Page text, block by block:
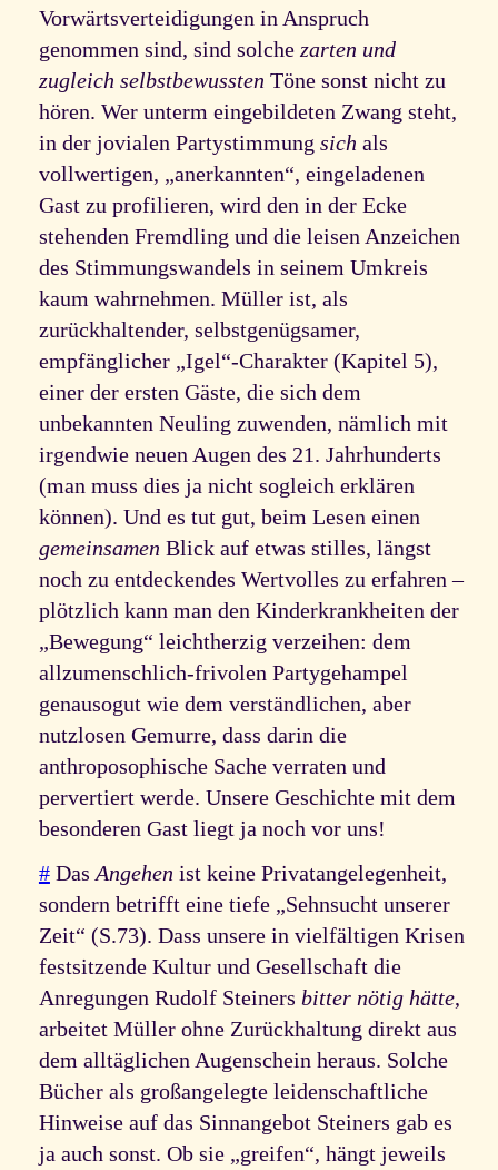
Vorwärtsverteidigungen in Anspruch
genommen sind, sind solche zarten und
zugleich selbstbewussten Töne sonst nicht zu
hören. Wer unterm eingebildeten Zwang steht,
in der jovialen Partystimmung sich als
vollwertigen, „anerkannten“, eingeladenen
Gast zu profilieren, wird den in der Ecke
stehenden Fremdling und die leisen Anzeichen
des Stimmungswandels in seinem Umkreis
kaum wahrnehmen. Müller ist, als
zurückhaltender, selbstgenügsamer,
empfänglicher „Igel“-Charakter (Kapitel 5),
einer der ersten Gäste, die sich dem
unbekannten Neuling zuwenden, nämlich mit
irgendwie neuen Augen des 21. Jahrhunderts
(man muss dies ja nicht sogleich erklären
können). Und es tut gut, beim Lesen einen
gemeinsamen Blick auf etwas stilles, längst
noch zu entdeckendes Wertvolles zu erfahren –
plötzlich kann man den Kinderkrankheiten der
„Bewegung“ leichtherzig verzeihen: dem
allzumenschlich-frivolen Partygehampel
genausogut wie dem verständlichen, aber
nutzlosen Gemurre, dass darin die
anthroposophische Sache verraten und
pervertiert werde. Unsere Geschichte mit dem
besonderen Gast liegt ja noch vor uns!
#Das Angehen ist keine Privatangelegenheit,
sondern betrifft eine tiefe „Sehnsucht unserer
Zeit“ (S.73). Dass unsere in vielfältigen Krisen
festsitzende Kultur und Gesellschaft die
Anregungen Rudolf Steiners bitter nötig hätte,
arbeitet Müller ohne Zurückhaltung direkt aus
dem alltäglichen Augenschein heraus. Solche
Bücher als großangelegte leidenschaftliche
Hinweise auf das Sinnangebot Steiners gab es
ja auch sonst. Ob sie „greifen“, hängt jeweils